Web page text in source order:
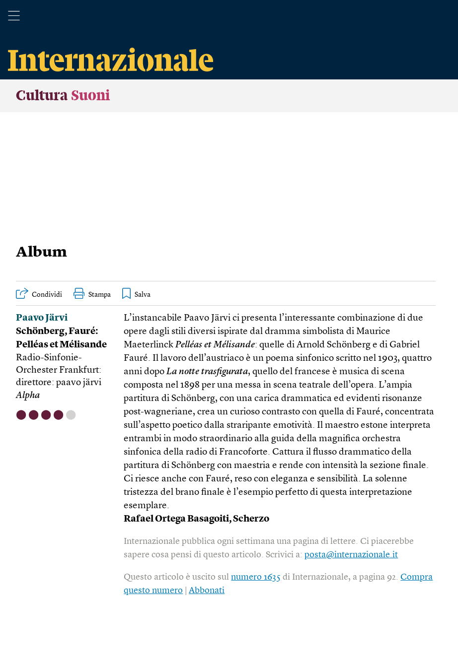
Cultura Suoni
Album
Condividi Stampa
Paavo Järvi
Schönberg, Fauré:
Pelléas et Mélisande
Radio-Sinfonie-
Orchester Frankfurt:
direttore: paavo järvi
Alpha
⬤ ⬤ ⬤ ⬤ ⬤
L’instancabile Paavo Järvi ci presenta l’interessante combinazione di due
opere dagli stili diversi ispirate dal dramma simbolista di Maurice
MaeterlinckPelléas et Méli­sande: quelle di Arnold Schönberg e di Gabriel
Fauré. Il lavoro dell’austriaco è un poema sinfonico scritto nel 1903, quattro
anni dopoLa notte trasfigurata, quello del francese è musica di scena
composta nel 1898 per una messa in scena teatrale dell’opera. L’ampia
partitura di Schönberg, con una carica drammatica ed evidenti risonanze
post-wagneriane, crea un curioso contrasto con quella di Fauré, concentrata
sull’aspetto poetico dalla straripante emotività. Il maestro estone interpreta
entrambi in modo straordinario alla guida della magnifica orchestra
sinfonica della radio di Francoforte. Cattura il flusso drammatico della
partitura di Schönberg con maestria e rende con intensità la sezione finale.
Ci riesce anche con Fauré, reso con eleganza e sensibilità. La solenne
tristezza del brano finale è l’esempio perfetto di questa interpretazione
esemplare.
Rafael Ortega Basagoiti, Scherzo
Internazionale pubblica ogni settimana una pagina di lettere. Ci piacerebbe
sapere cosa pensi di questo articolo. Scrivici a:posta@internazionale.it
Questo articolo è uscito sulnumero 1635 di Internazionale, a pagina 92.Compra
questo numero |Abbonati